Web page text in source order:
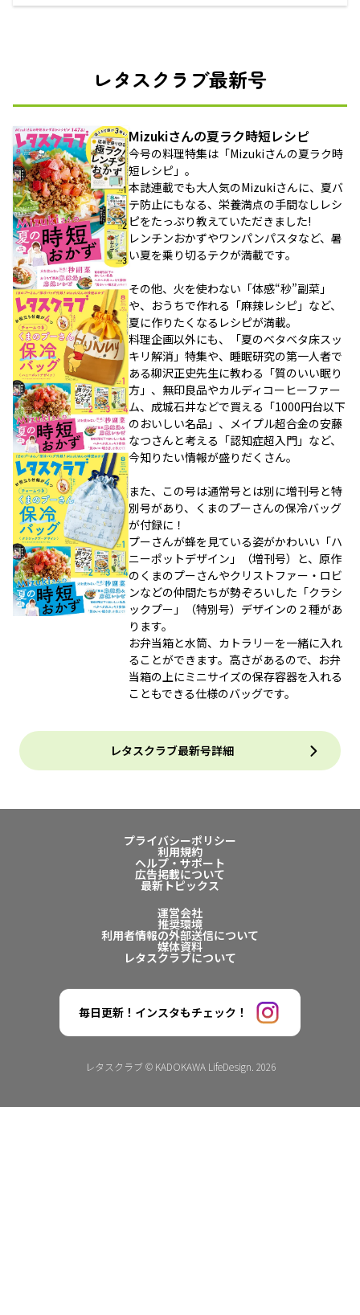
レタスクラブ最新号
Mizukiさんの夏ラク時短レシピ
今号の料理特集は「Mizukiさんの夏ラク時
短レシピ」。
本誌連載でも大人気のMizukiさんに、夏バ
テ防止にもなる、栄養満点の手間なしレシ
ピをたっぷり教えていただきました!
レンチンおかずやワンパンパスタなど、暑
い夏を乗り切るテクが満載です。
その他、火を使わない「体感“秒”副菜」
や、おうちで作れる「麻辣レシピ」など、
夏に作りたくなるレシピが満載。
料理企画以外にも、「夏のベタベタ床スッ
キリ解消」特集や、睡眠研究の第一人者で
ある柳沢正史先生に教わる「質のいい眠り
方」、無印良品やカルディコーヒーファー
ム、成城石井などで買える「1000円台以下
のおいしい名品」、メイプル超合金の安藤
なつさんと考える「認知症超入門」など、
今知りたい情報が盛りだくさん。
また、この号は通常号とは別に増刊号と特
別号があり、くまのプーさんの保冷バッグ
が付録に！
プーさんが蜂を見ている姿がかわいい「ハ
ニーポットデザイン」（増刊号）と、原作
のくまのプーさんやクリストファー・ロビ
ンなどの仲間たちが勢ぞろいした「クラシ
ックプー」（特別号）デザインの２種があ
ります。
お弁当箱と水筒、カトラリーを一緒に入れ
ることができます。高さがあるので、お弁
当箱の上にミニサイズの保存容器を入れる
こともできる仕様のバッグです。
レタスクラブ最新号詳細
プライバシーポリシー
利用規約
ヘルプ・サポート
広告掲載について
最新トピックス
運営会社
推奨環境
利用者情報の外部送信について
媒体資料
レタスクラブについて
毎日更新！インスタもチェック！
レタスクラブ © KADOKAWA LifeDesign. 2026